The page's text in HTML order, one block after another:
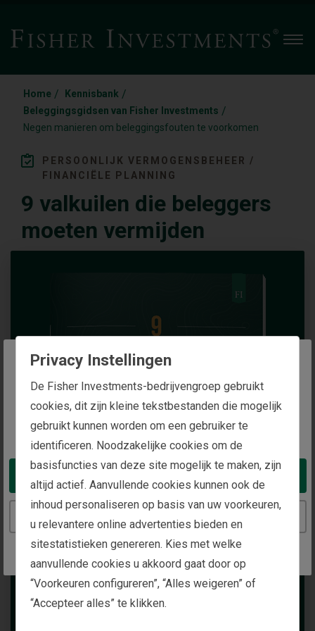
The website you are trying to reach is
intended for investors in the Netherlands
You appear to be in the United States
Take me to the United States website
Home / Kennisbank /
Beleggingsgidsen van Fisher Investments /
Negen manieren om beleggingsfouten te voorkomen
PERSOONLIJK VERMOGENSBEHEER /
FINANCIËLE PLANNING
9 valkuilen die beleggers
moeten vermijden
Privacy Instellingen
De Fisher Investments-bedrijvengroep gebruikt
cookies, dit zijn kleine tekstbestanden die mogelijk
gebruikt kunnen worden om een gebruiker te
identificeren. Noodzakelijke cookies om de
basisfuncties van deze site mogelijk te maken, zijn
altijd actief. Aanvullende cookies kunnen ook de
inhoud personaliseren op basis van uw voorkeuren,
u relevantere online advertenties bieden en
sitestatistieken genereren. Kies met welke
aanvullende cookies u akkoord gaat door op
“Voorkeuren configureren”, “Alles weigeren” of
“Accepteer alles” te klikken.